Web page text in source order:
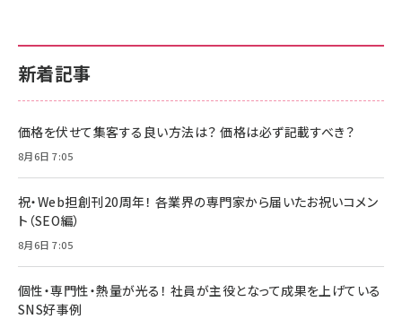
新着記事
価格を伏せて集客する良い方法は？ 価格は必ず記載すべき？
8月6日 7:05
祝・Web担創刊20周年！ 各業界の専門家から届いたお祝いコメン
ト（SEO編）
8月6日 7:05
個性・専門性・熱量が光る！ 社員が主役となって成果を上げている
SNS好事例